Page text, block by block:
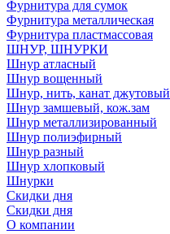
Фурнитура для сумок
Фурнитура металлическая
Фурнитура пластмассовая
ШНУР, ШНУРКИ
Шнур атласный
Шнур вощенный
Шнур, нить, канат джутовый
Шнур замшевый, кож.зам
Шнур металлизированный
Шнур полиэфирный
Шнур разный
Шнур хлопковый
Шнурки
Скидки дня
Скидки дня
О компании